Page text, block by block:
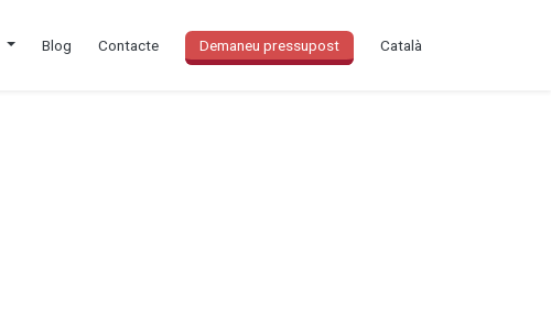
Blog Contacte Demaneu pressupost Català